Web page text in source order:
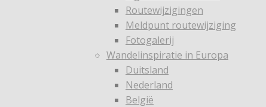
Routewijzigingen
Meldpunt routewijziging
Fotogalerij
Wandelinspiratie in Europa
Duitsland
Nederland
België